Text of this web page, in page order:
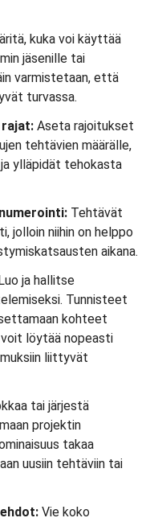
kuka voi käyttää
jäsenille tai
varmistetaan, että
turvassa.
rajat: Aseta rajoitukset
tehtävien määrälle,
ylläpidät tehokasta
Tehtävät
jolloin niihin on helppo
aikana.
ja hallitse
Tunnisteet
kohteet
löytää nopeasti
liittyvät
tai järjestä
projektin
takaa
uusiin tehtäviin tai
Vie koko